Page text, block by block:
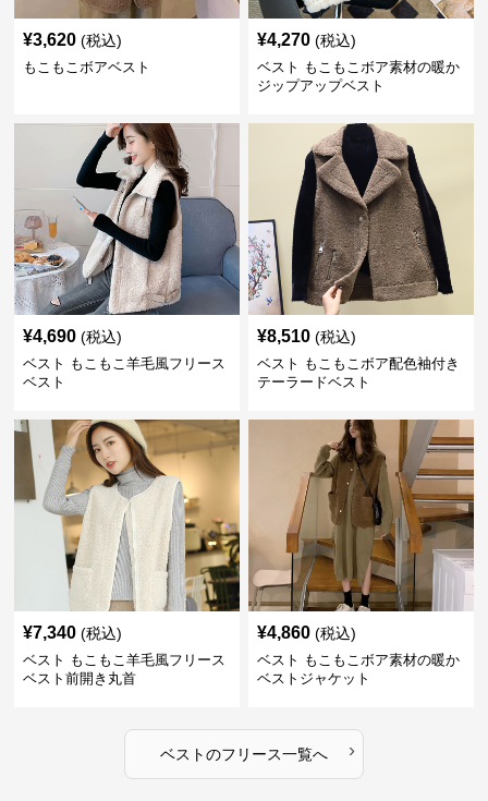
¥3,620 (税込)
もこもこボアベスト
¥4,270 (税込)
ベスト もこもこボア素材の暖か
ジップアップベスト
¥4,690 (税込)
ベスト もこもこ羊毛風フリース
ベスト
¥8,510 (税込)
ベスト もこもこボア配色袖付き
テーラードベスト
¥7,340 (税込)
ベスト もこもこ羊毛風フリース
ベスト前開き丸首
¥4,860 (税込)
ベスト もこもこボア素材の暖か
ベストジャケット
ベストのフリース一覧へ ›